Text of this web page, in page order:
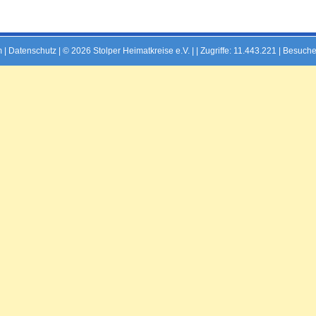
Datenschutz | © 2026 Stolper Heimatkreise e.V. | | Zugriffe: 11.443.221 |